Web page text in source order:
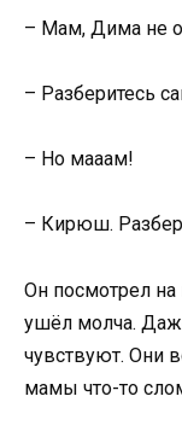
– Мам, Дима не
– Разберитесь
– Но мааам!
– Кирюш.
Он посмотрел
ушёл молча.
чувствуют. Они
мамы что-то